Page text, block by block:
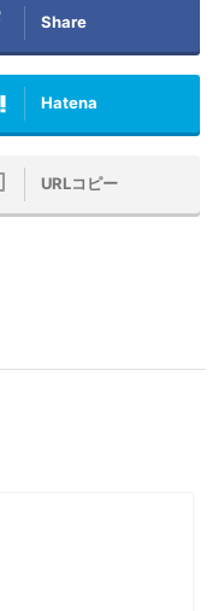
Share
Hatena
URLコピー